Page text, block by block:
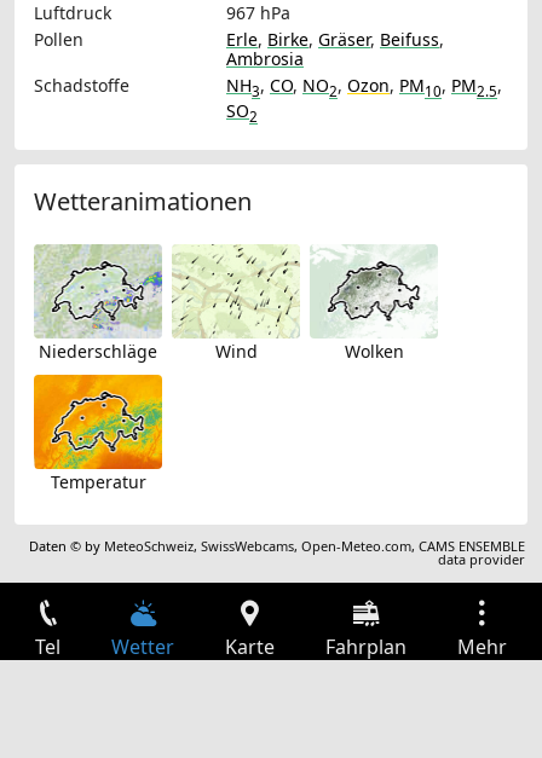
Luftdruck
967 hPa
Pollen
Erle, Birke, Gräser, Beifuss,
Ambrosia
Schadstoffe
NH3, CO, NO2, Ozon, PM10, PM2.5,
SO2
Wetteranimationen
Niederschläge Wind Wolken
Temperatur
Daten © by MeteoSchweiz,SwissWebcams,Open-Meteo.com,CAMS ENSEMBLE
data provider
Tel Wetter Karte Fahrplan Mehr